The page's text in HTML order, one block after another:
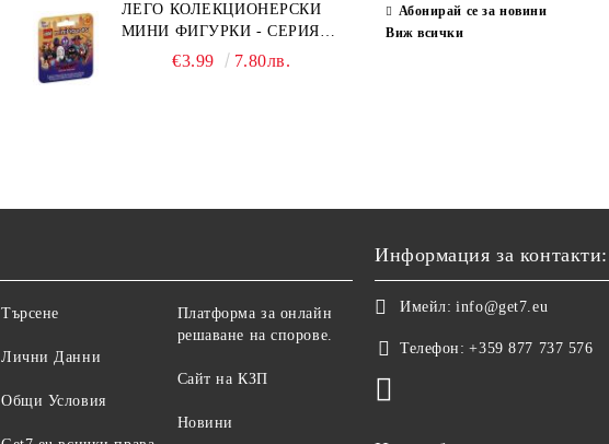
ЛЕГО КОЛЕКЦИОНЕРСКИ
МИНИ ФИГУРКИ - СЕРИЯ
СПАЙДЪР-МЕН: ПРЕЗ
€3.99 7.80лв.
Абонирай се за новини
Виж всички
Търсене
Лични Данни
Общи Условия
Платформа за онлайн
решаване на спорове.
Сайт на КЗП
Новини
Информация за контакти:
Имейл: info@get7.eu
Телефон: +359 877 737 576